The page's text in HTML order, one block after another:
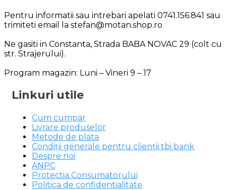
Pentru informatii sau intrebari apelati 0741.156.841 sau
trimiteti email la stefan@motan.shop.ro
Ne gasiti in Constanta, Strada BABA NOVAC 29 (colt cu
str. Strajerului).
Program magazin: Luni – Vineri 9 – 17
Linkuri utile
Cum cumpar
Livrare produselor
Metode de plata
Condiții generale pentru clienții tbi bank
Despre noi
ANPC
Protectia Consumatorului
Politica de confidentialitate